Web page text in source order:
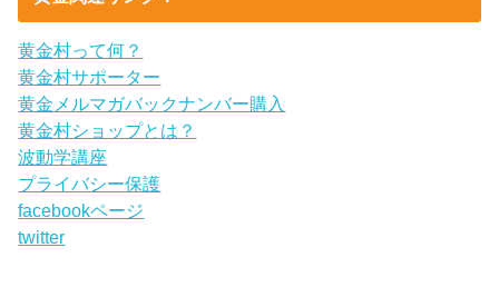
黄金村って何？
黄金村サポーター
黄金メルマガバックナンバー購入
黄金村ショップとは？
波動学講座
プライバシー保護
facebookページ
twitter